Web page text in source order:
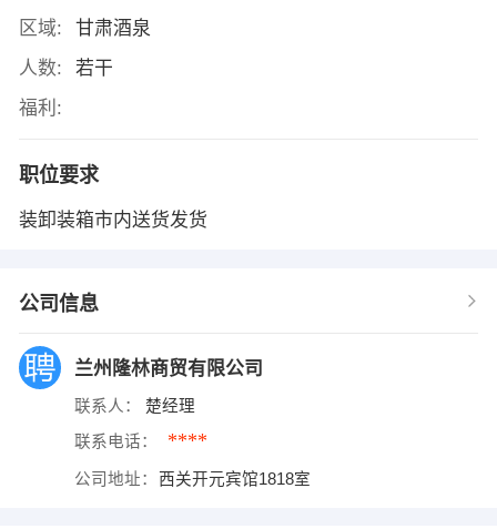
区域:
甘肃酒泉
人数:
若干
福利:
职位要求
装卸装箱市内送货发货
公司信息
兰州隆林商贸有限公司
联系人： 楚经理
联系电话： ****
公司地址： 西关开元宾馆1818室